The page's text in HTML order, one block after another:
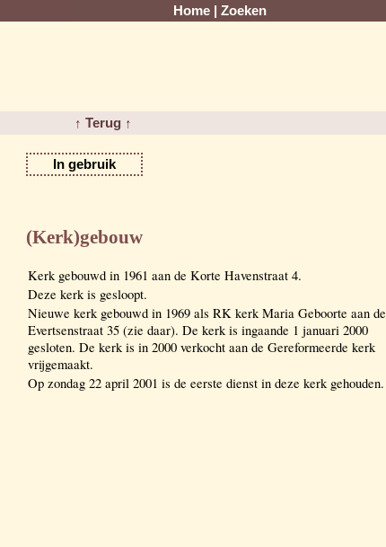
Home Zoeken
↑ Terug ↑
In gebruik
(Kerk)gebouw
Kerk gebouwd in 1961 aan de Korte Havenstraat 4.
Deze kerk is gesloopt.
Nieuwe kerk gebouwd in 1969 als RK kerk Maria Geboorte aan de
Evertsenstraat 35 (zie daar). De kerk is ingaande 1 januari 2000
gesloten. De kerk is in 2000 verkocht aan de Gereformeerde kerk
vrijgemaakt.
Op zondag 22 april 2001 is de eerste dienst in deze kerk gehouden.